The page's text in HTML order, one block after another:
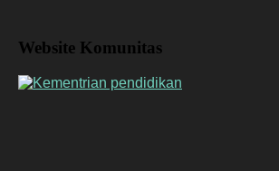
Website Komunitas